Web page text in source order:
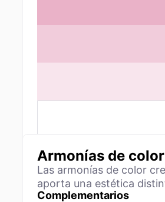
Armonías de color
Las armonías de color
aporta una estética
Complementarios